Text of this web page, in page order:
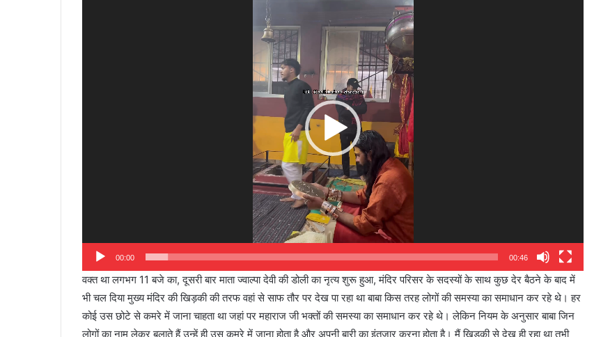
00:00 00:46
वक्त था लगभग 11 बजे का, दूसरी बार माता ज्वाल्पा देवी की डोली का नृत्य शुरू हुआ, मंदिर परिसर के सदस्यों के साथ कुछ देर बैठने के बाद में
भी चल दिया मुख्य मंदिर की खिड़की की तरफ वहां से साफ तौर पर देख पा रहा था बाबा किस तरह लोगों की समस्या का समाधान कर रहे थे। हर
कोई उस छोटे से कमरे में जाना चाहता था जहां पर महाराज जी भक्तों की समस्या का समाधान कर रहे थे। लेकिन नियम के अनुसार बाबा जिन
लोगों का नाम लेकर बुलाते हैं उन्हें ही उस कमरे में जाना होता है और अपनी बारी का इंतजार करना होता है। मैं खिड़की से देख ही रहा था तभी